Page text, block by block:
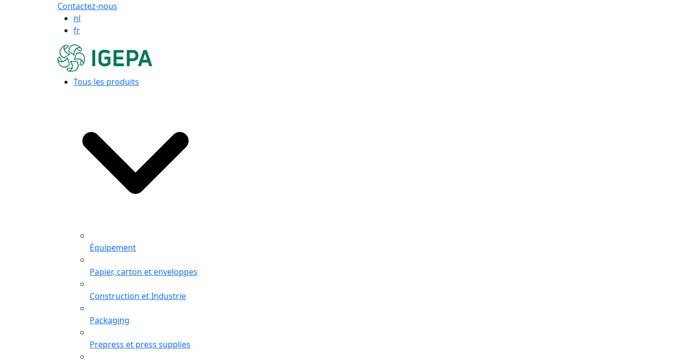
Contactez-nous
nl
fr
Tous les produits
Équipement
Papier, carton et enveloppes
Construction et Industrie
Packaging
Prepress et press supplies